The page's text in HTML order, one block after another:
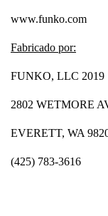
www.funko.com
Fabricado por:
FUNKO, LLC 2019
2802 WETMORE
EVERETT, WA
(425) 783-3616